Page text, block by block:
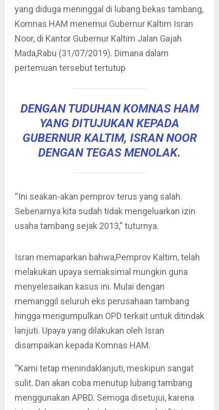
yang diduga meninggal di lubang bekas tambang,
Komnas HAM menemui Gubernur Kaltim Isran
Noor, di Kantor Gubernur Kaltim Jalan Gajah
Mada,Rabu (31/07/2019). Dimana dalam
pertemuan tersebut tertutup
DENGAN TUDUHAN KOMNAS HAM
YANG DITUJUKAN KEPADA
GUBERNUR KALTIM, ISRAN NOOR
DENGAN TEGAS MENOLAK.
“Ini seakan-akan pemprov terus yang salah.
Sebenarnya kita sudah tidak mengeluarkan izin
usaha tambang sejak 2013,” tuturnya.
Isran memaparkan bahwa,Pemprov Kaltim, telah
melakukan upaya semaksimal mungkin guna
menyelesaikan kasus ini. Mulai dengan
memanggil seluruh eks perusahaan tambang
hingga mengumpulkan OPD terkait untuk ditindak
lanjuti. Upaya yang dilakukan oleh Isran
disampaikan kepada Komnas HAM.
“Kami tetap menindaklanjuti, meskipun sangat
sulit. Dan akan coba menutup lubang tambang
menggunakan APBD. Semoga disetujui, karena